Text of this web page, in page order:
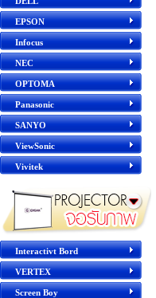
EPSON
Infocus
NEC
OPTOMA
Panasonic
SANYO
ViewSonic
Vivitek
Interactivt Bord
VERTEX
Screen Boy